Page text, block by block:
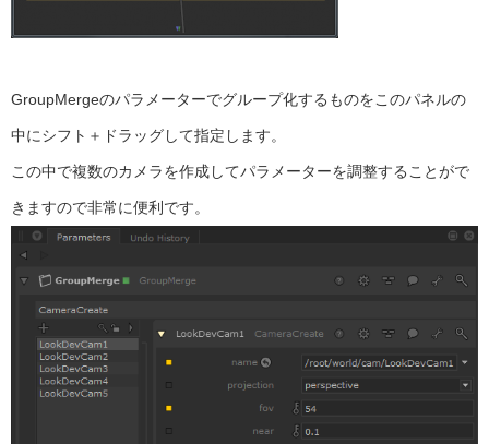
GroupMergeのパラメーターでグループ化するものをこのパネルの
中にシフト＋ドラッグして指定します。
この中で複数のカメラを作成してパラメーターを調整することがで
きますので非常に便利です。